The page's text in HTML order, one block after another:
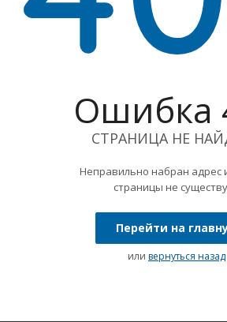
Ошибка
СТРАНИЦА НЕ
Неправильно набран адрес
страницы не
Перейти на
или вернуться назад